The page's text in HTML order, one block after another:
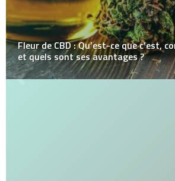
Fleur de CBD : Qu’est-ce que c’est,
et quels sont ses avantages ?